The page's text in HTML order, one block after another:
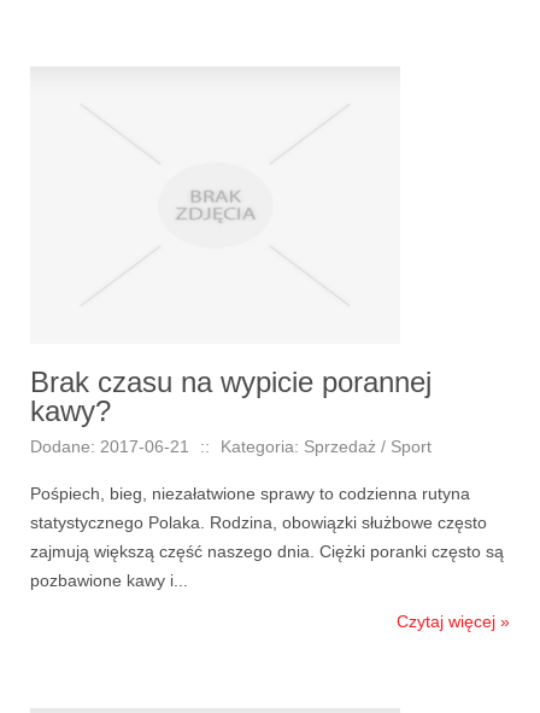
Brak czasu na wypicie porannej
kawy?
Dodane: 2017-06-21 :: Kategoria: Sprzedaż / Sport
Pośpiech, bieg, niezałatwione sprawy to codzienna rutyna
statystycznego Polaka. Rodzina, obowiązki służbowe często
zajmują większą część naszego dnia. Ciężki poranki często są
pozbawione kawy i...
Czytaj więcej »